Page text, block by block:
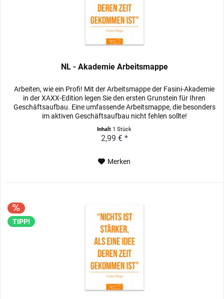
NL - Akademie Arbeitsmappe
Arbeiten, wie ein Profi! Mit der Arbeitsmappe der Fasini-Akademie
in der XAXX-Edition legen Sie den ersten Grunstein für Ihren
Geschäftsaufbau. Eine umfassende Arbeitsmappe, die besonders
im aktiven Geschäftsaufbau nicht fehlen sollte!
Inhalt 1 Stück
2,99 € *
Merken
TIPP!